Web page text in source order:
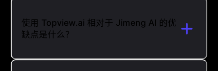
使用 Topview.ai 相对于 Jimeng AI 的优
缺点是什么？